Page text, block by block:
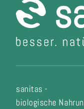
sanitas -
biologische